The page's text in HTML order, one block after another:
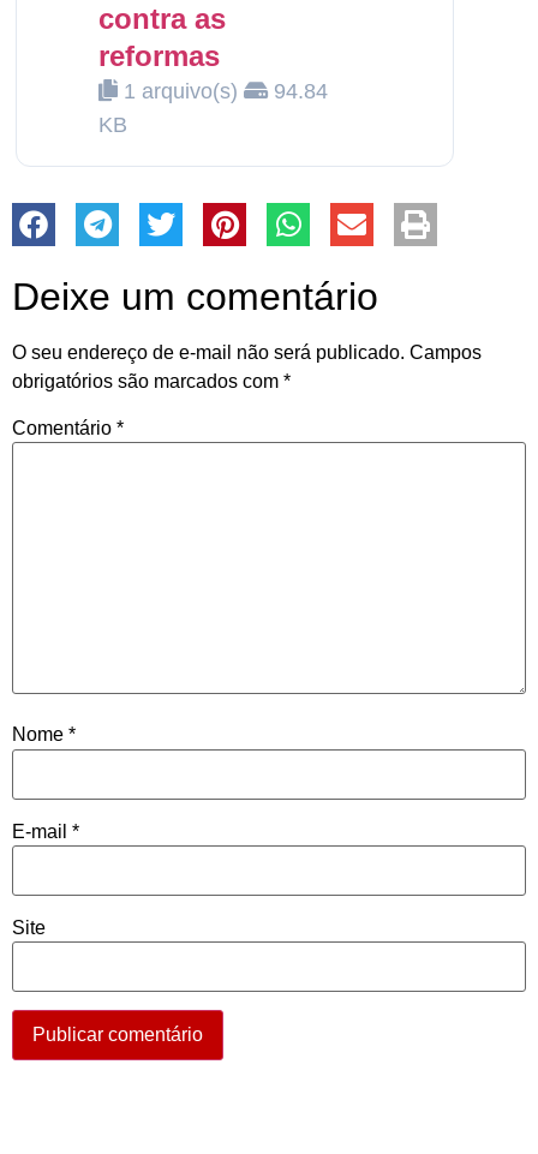
contra as
reformas
1 arquivo(s)
94.84
KB
Deixe um comentário
O seu endereço de e-mail não será publicado. Campos
obrigatórios são marcados com *
Comentário *
Nome *
E-mail *
Site